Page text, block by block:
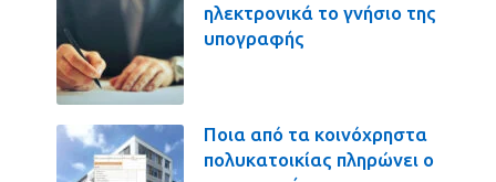
ηλεκτρονικά το γνήσιο της
υπογραφής
Ποια από τα κοινόχρηστα
πολυκατοικίας πληρώνει ο